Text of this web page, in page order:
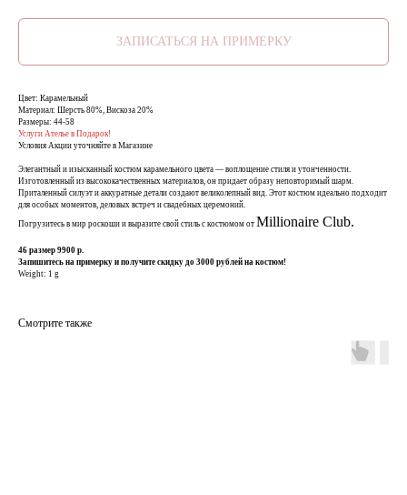
ЗАПИСАТЬСЯ НА ПРИМЕРКУ
Цвет: Карамельный
Материал: Шерсть 80%, Вискоза 20%
Размеры: 44-58
Услуги Ателье в Подарок!
Условия Акции уточняйте в Магазине
Элегантный и изысканный костюм карамельного цвета — воплощение стиля и утонченности.
Изготовленный из высококачественных материалов, он придает образу неповторимый шарм.
Приталенный силуэт и аккуратные детали создают великолепный вид. Этот костюм идеально подходит
для особых моментов, деловых встреч и свадебных церемоний.
Погрузитесь в мир роскоши и выразите свой стиль с костюмом от Millionaire Сlub.
46 размер 9900 р.
Запишитесь на примерку и получите скидку до 3000 рублей на костюм!
Weight: 1 g
Смотрите также